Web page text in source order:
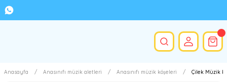
Anasayfa Anasınıfı müzik aletleri Anasınıfı müzik köşeleri Çilek Müzik